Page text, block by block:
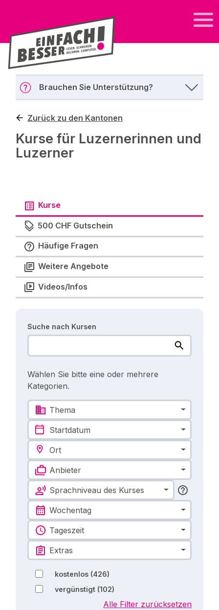
Brauchen Sie Unterstützung?
Zurück zu den Kantonen
Kurse für Luzernerinnen und
Luzerner
Kurse
500 CHF Gutschein
Häufige Fragen
Weitere Angebote
Videos/Infos
Suche nach Kursen
Wählen Sie bitte eine oder mehrere
Kategorien.
Thema
Startdatum
Ort
Anbieter
Sprachniveau des Kurses
Wochentag
Tageszeit
Extras
kostenlos (426)
vergünstigt (102)
Alle Filter zurücksetzen